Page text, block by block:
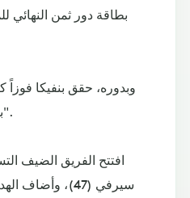
بفضله العبور إلى "يوروبا ليغ".
افتتح الفريق الضيف
سيرفي (47)،